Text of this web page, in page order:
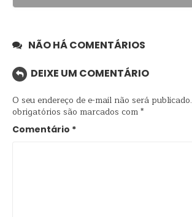
NÃO HÁ COMENTÁRIOS
DEIXE UM COMENTÁRIO
O seu endereço de e-mail não será publicado.
obrigatórios são marcados com*
Comentário *